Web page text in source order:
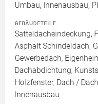
Umbau, Innenausbau,
GEBÄUDETEILE
Satteldacheindeckung,
Asphalt Schindeldach,
Gewerbedach,
Dachabdichtung,
Holzfenster, Dach /
Innenausbau